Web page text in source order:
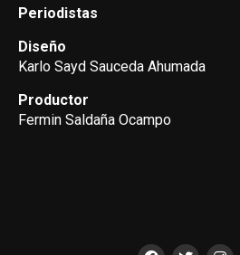
Periodistas
Diseño
Karlo Sayd Sauceda Ahumada
Productor
Fermin Saldaña Ocampo